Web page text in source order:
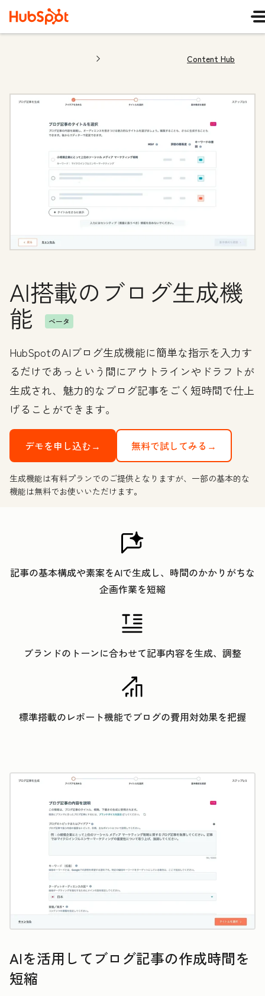
Content Hub
AI搭載のブログ生成機
能 ベータ
HubSpotのAIブログ生成機能に簡単な指示を入力す
るだけであっという間にアウトラインやドラフトが
生成され、魅力的なブログ記事をごく短時間で仕上
げることができます。
デモを申し込む→ 無料で試してみる→
生成機能は有料プランでのご提供となりますが、一部の基本的な
機能は無料でお使いいただけます。
記事の基本構成や素案をAIで生成し、時間のかかりがちな
企画作業を短縮
ブランドのトーンに合わせて記事内容を生成、調整
標準搭載のレポート機能でブログの費用対効果を把握
AIを活用してブログ記事の作成時間を
短縮